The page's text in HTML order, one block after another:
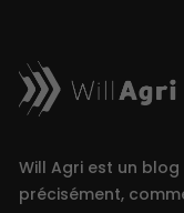
Will Agri est un
précisément,